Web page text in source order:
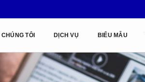
CHÚNG TÔI DỊCH VỤ BIỂU MẪU